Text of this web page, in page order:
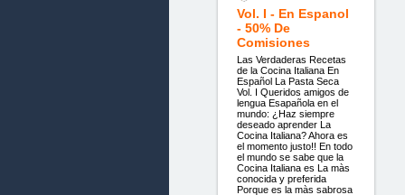
Vol. I - En Espanol
- 50% De
Comisiones
Las Verdaderas Recetas
de la Cocina Italiana En
Español La Pasta Seca
Vol. I Queridos amigos de
lengua Esapañola en el
mundo: ¿Haz siempre
deseado aprender La
Cocina Italiana? Ahora es
el momento justo!! En todo
el mundo se sabe que la
Cocina Italiana es La màs
conocida y preferida
Porque es la màs sabrosa